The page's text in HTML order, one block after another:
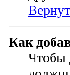
Как
Чтобы